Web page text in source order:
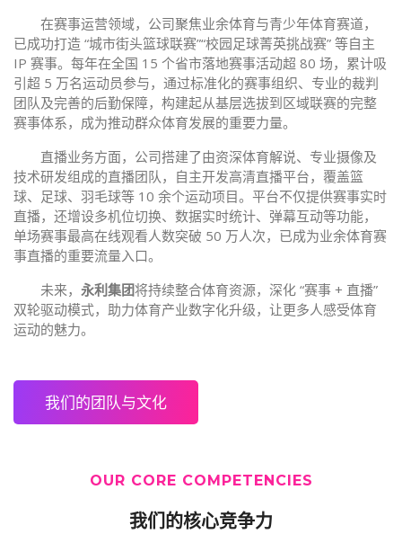
在赛事运营领域，公司聚焦业余体育与青少年体育赛道，
已成功打造 “城市街头篮球联赛”“校园足球菁英挑战赛” 等自主
IP 赛事。每年在全国 15 个省市落地赛事活动超 80 场，累计吸
引超 5 万名运动员参与，通过标准化的赛事组织、专业的裁判
团队及完善的后勤保障，构建起从基层选拔到区域联赛的完整
赛事体系，成为推动群众体育发展的重要力量。
直播业务方面，公司搭建了由资深体育解说、专业摄像及
技术研发组成的直播团队，自主开发高清直播平台，覆盖篮
球、足球、羽毛球等 10 余个运动项目。平台不仅提供赛事实时
直播，还增设多机位切换、数据实时统计、弹幕互动等功能，
单场赛事最高在线观看人数突破 50 万人次，已成为业余体育赛
事直播的重要流量入口。
未来， 永利集团将持续整合体育资源，深化 “赛事 + 直播”
双轮驱动模式，助力体育产业数字化升级，让更多人感受体育
运动的魅力。
我们的团队与文化
OUR CORE COMPETENCIES
我们的核心竞争力